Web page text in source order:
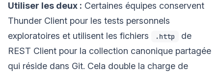
Utiliser les deux : Certaines équipes conservent
Thunder Client pour les tests personnels
exploratoires et utilisent les fichiers
.http
de
REST Client pour la collection canonique partagée
qui réside dans Git. Cela double la charge de